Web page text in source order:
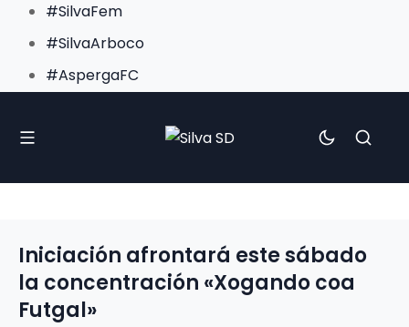
#SilvaFem
#SilvaArboco
#AspergaFC
Iniciación afrontará este sábado
la concentración «Xogando coa
Futgal»